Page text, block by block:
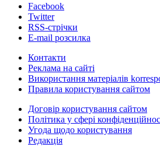
Facebook
Twitter
RSS-стрічки
E-mail розсилка
Контакти
Реклама на сайті
Використання матеріалів
Правила користування сайтом
Договір користування сайтом
Політика у сфері
Угода щодо користування
Редакція